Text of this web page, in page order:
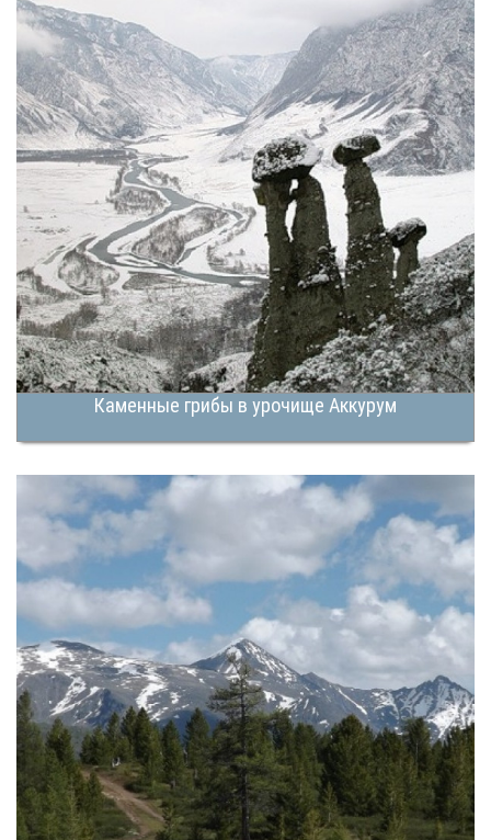
Каменные грибы в урочище Аккурум